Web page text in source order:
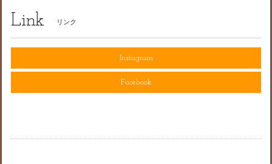
Link リンク
Instagram
Facebook